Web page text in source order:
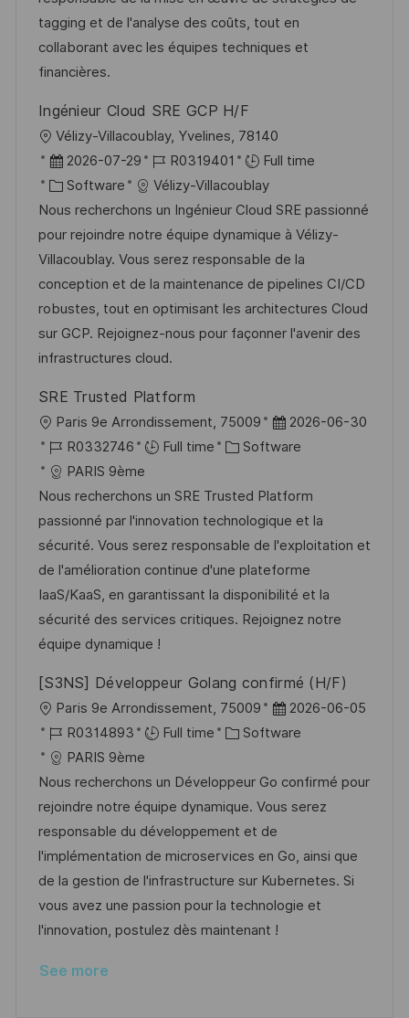
n
a
t
r
y
tagging et de l'analyse des coûts, tout en
collaborant avec les équipes techniques et
financières.
Ingénieur Cloud SRE GCP H/F
L
o
c
a
t
i
o
n
Vélizy-Villacoublay, Yvelines, 78140
P
o
s
t
e
d
D
a
t
2026-07-29
J
o
b
I
d
R0319401
Full time
C
a
t
e
g
o
r
y
Software
Vélizy-Villacoublay
Nous recherchons un Ingénieur Cloud SRE passionné
pour rejoindre notre équipe dynamique à Vélizy-
Villacoublay. Vous serez responsable de la
conception et de la maintenance de pipelines CI/CD
robustes, tout en optimisant les architectures Cloud
sur GCP. Rejoignez-nous pour façonner l'avenir des
infrastructures cloud.
SRE Trusted Platform
L
o
c
a
t
i
o
n
Paris 9e Arrondissement, 75009
P
o
t
e
d
D
a
t
2026-06-30
J
o
b
I
d
R0332746 Full time
C
t
e
g
o
r
y
Software
PARIS 9ème
Nous recherchons un SRE Trusted Platform
passionné par l'innovation technologique et la
sécurité. Vous serez responsable de l'exploitation et
de l'amélioration continue d'une plateforme
IaaS/KaaS, en garantissant la disponibilité et la
sécurité des services critiques. Rejoignez notre
équipe dynamique !
[S3NS] Développeur Golang confirmé (H/F)
L
o
c
a
t
i
o
n
Paris 9e Arrondissement, 75009
P
o
t
e
d
D
a
t
e
2026-06-05
J
o
b
I
d
R0314893 Full time
C
t
e
g
o
r
y
Software
PARIS 9ème
Nous recherchons un Développeur Go confirmé pour
rejoindre notre équipe dynamique. Vous serez
responsable du développement et de
l'implémentation de microservices en Go, ainsi que
de la gestion de l'infrastructure sur Kubernetes. Si
vous avez une passion pour la technologie et
l'innovation, postulez dès maintenant !
See more